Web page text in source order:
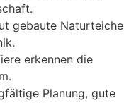
gebaute Naturteiche
erkennen die
Planung, gute